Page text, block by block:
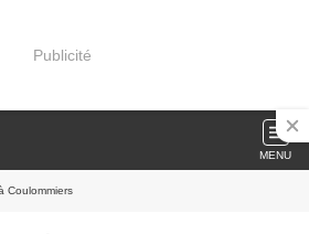
Publicité
MENU
Coulommiers